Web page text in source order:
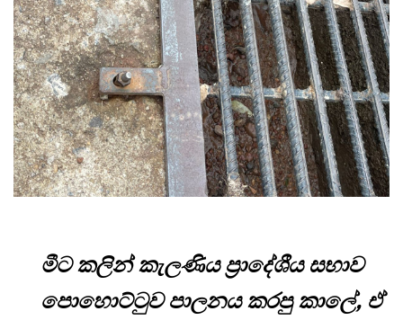
මීට කලින් කැලණිය ප්‍රාදේශීය සභාව
පොහොට්ටුව පාලනය කරපු කාලේ, ඒ